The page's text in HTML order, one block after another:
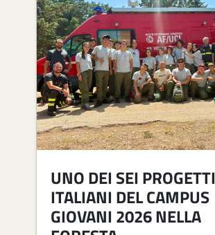
UNO DEI SEI PROGETTI
ITALIANI DEL CAMPUS
GIOVANI 2026 NELLA